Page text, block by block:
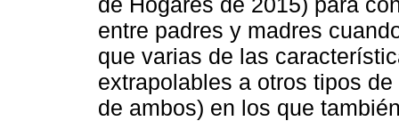
entre padres y madres
que varias de las
extrapolables a otros tipos
de ambos) en los que